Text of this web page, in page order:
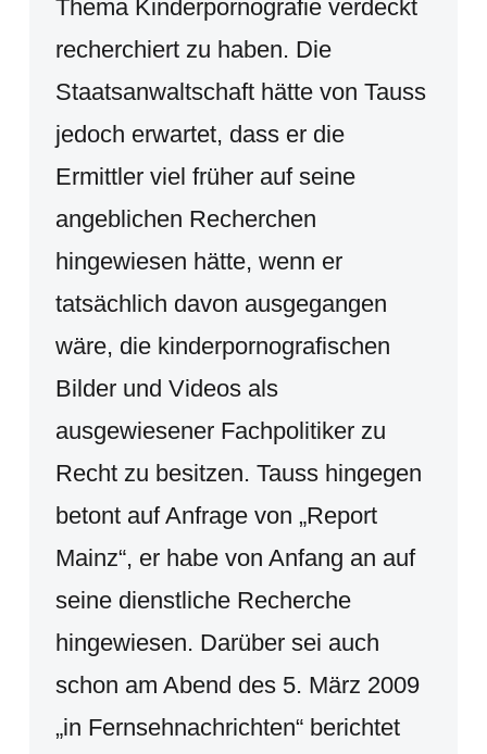
Thema Kinderpornografie verdeckt
recherchiert zu haben. Die
Staatsanwaltschaft hätte von Tauss
jedoch erwartet, dass er die
Ermittler viel früher auf seine
angeblichen Recherchen
hingewiesen hätte, wenn er
tatsächlich davon ausgegangen
wäre, die kinderpornografischen
Bilder und Videos als
ausgewiesener Fachpolitiker zu
Recht zu besitzen. Tauss hingegen
betont auf Anfrage von „Report
Mainz“, er habe von Anfang an auf
seine dienstliche Recherche
hingewiesen. Darüber sei auch
schon am Abend des 5. März 2009
„in Fernsehnachrichten“ berichtet